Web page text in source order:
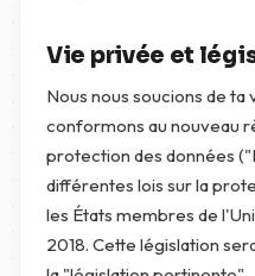
Vie privée et
Nous nous soucions de ta
conformons au nouveau
protection des données
différentes lois sur la
les États membres de
2018. Cette législation